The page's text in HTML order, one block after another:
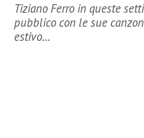
Tiziano Ferro in queste
pubblico con le sue
estivo…